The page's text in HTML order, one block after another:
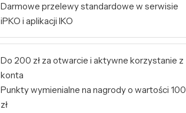
Darmowe przelewy standardowe w serwisie
iPKO i aplikacji IKO
Do 200 zł za otwarcie i aktywne korzystanie z
konta
Punkty wymienialne na nagrody o wartości 100
zł